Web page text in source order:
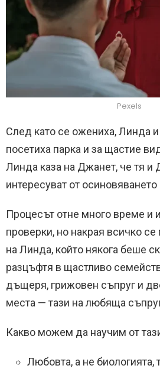
Pexels
След като се ожениха, Линда
посетиха парка и за щастие
Линда каза на Джанет, че тя и
интересуват от
Процесът отне много време и
проверки, но накрая всичко
на Линда, който някога беше
разцъфтя в щастливо
дъщеря, грижовен съпруг и
места — тази на любяща
Какво можем да научим от
Любовта, а не биологията,